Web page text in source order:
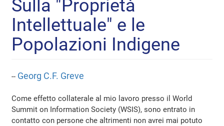
Sulla "Proprietà
Intellettuale" e le
Popolazioni Indigene
-- Georg C.F. Greve
Come effetto collaterale al mio lavoro presso il World
Summit on Information Society (WSIS), sono entrato in
contatto con persone che altrimenti non avrei mai potuto